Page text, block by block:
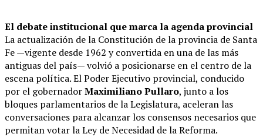
El debate institucional que marca la agenda provincial
La actualización de la Constitución de la provincia de Santa
Fe —vigente desde 1962 y convertida en una de las más
antiguas del país— volvió a posicionarse en el centro de la
escena política. El Poder Ejecutivo provincial, conducido
por el gobernadorMaximiliano Pullaro, junto a los
bloques parlamentarios de la Legislatura, aceleran las
conversaciones para alcanzar los consensos necesarios que
permitan votar la Ley de Necesidad de la Reforma.